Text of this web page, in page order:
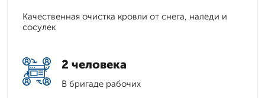
Качественная очистка кровли от снега, наледи и
сосулек
2 человека
В бригаде рабочих